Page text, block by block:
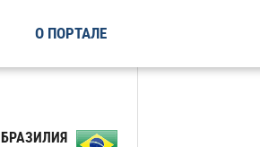
О ПОРТАЛЕ
БРАЗИЛИЯ